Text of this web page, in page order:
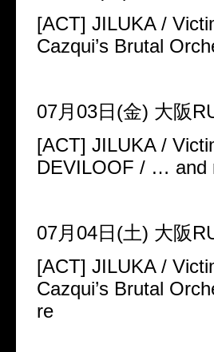
[ACT] JILUKA /
Cazqui’s Brutal
07月03日(金) 大阪
[ACT] JILUKA /
DEVILOOF / … and
07月04日(土) 大阪
[ACT] JILUKA /
Cazqui’s Brutal
re